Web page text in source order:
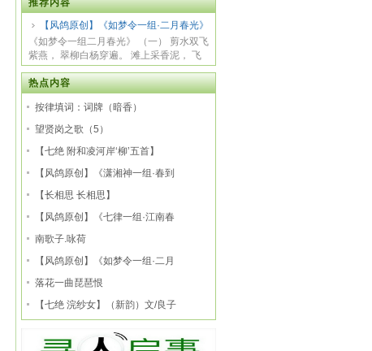
推荐内容
【风鸽原创】《如梦令一组·二月春光》
《如梦令一组二月春光》 （一） 剪水双飞
紫燕， 翠柳白杨穿遍。 滩上采香泥， 飞
掠春...
热点内容
按律填词：词牌（暗香）
望贤岗之歌（5）
【七绝 附和凌河岸‘柳’五首】
【风鸽原创】《潇湘神一组·春到
【长相思 长相思】
【风鸽原创】《七律一组·江南春
南歌子.咏荷
【风鸽原创】《如梦令一组·二月
落花一曲琵琶恨
【七绝 浣纱女】（新韵）文/良子